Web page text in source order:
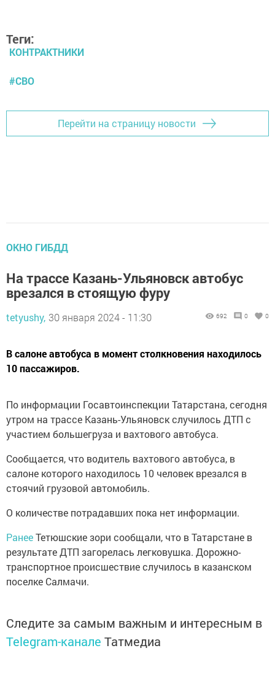
Теги:
КОНТРАКТНИКИ
#СВО
Перейти на страницу новости
ОКНО ГИБДД
На трассе Казань-Ульяновск автобус
врезался в стоящую фуру
tetyushy, 30 января 2024 - 11:30 692 0 0
В салоне автобуса в момент столкновения находилось
10 пассажиров.
По информации Госавтоинспекции Татарстана, сегодня
утром на трассе Казань-Ульяновск случилось ДТП с
участием большегруза и вахтового автобуса.
Сообщается, что водитель вахтового автобуса, в
салоне которого находилось 10 человек врезался в
стоячий грузовой автомобиль.
О количестве потрадавших пока нет информации.
РанееТетюшские зори сообщали, что в Татарстане в
результате ДТП загорелась легковушка. Дорожно-
транспортное происшествие случилось в казанском
поселке Салмачи.
Следите за самым важным и интересным в
Telegram-канале Татмедиа